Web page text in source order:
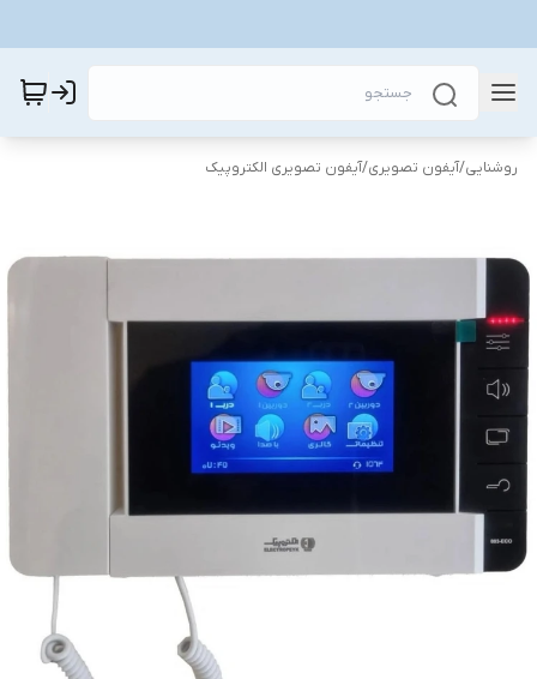
روشنایی/آیفون تصویری/آیفون تصویری الکتروپیک